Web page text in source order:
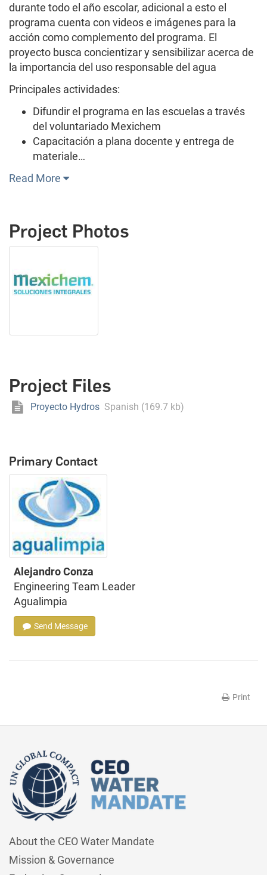
durante todo el año escolar, adicional a esto el
programa cuenta con videos e imágenes para la
acción como complemento del programa. El
proyecto busca concientizar y sensibilizar acerca de
la importancia del uso responsable del agua
Principales actividades:
Difundir el programa en las escuelas a través
del voluntariado Mexichem
Capacitación a plana docente y entrega de
materiale…
Read More
Project Photos
Project Files
Proyecto Hydros Spanish (169.7 kb)
Primary Contact
Alejandro Conza
Engineering Team Leader
Agualimpia
Send Message
Print
About the CEO Water Mandate
Mission & Governance